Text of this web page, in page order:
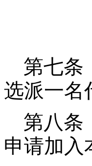
第七条
选派一名
第八条
申请加入